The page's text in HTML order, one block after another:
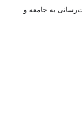
به جامعه و